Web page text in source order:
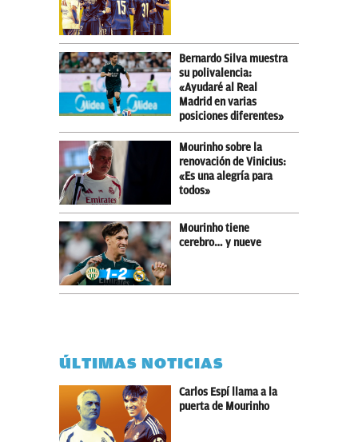
Bernardo Silva muestra
su polivalencia:
«Ayudaré al Real
Madrid en varias
posiciones diferentes»
Mourinho sobre la
renovación de Vinicius:
«Es una alegría para
todos»
Mourinho tiene
cerebro… y nueve
ÚLTIMAS NOTICIAS
Carlos Espí llama a la
puerta de Mourinho